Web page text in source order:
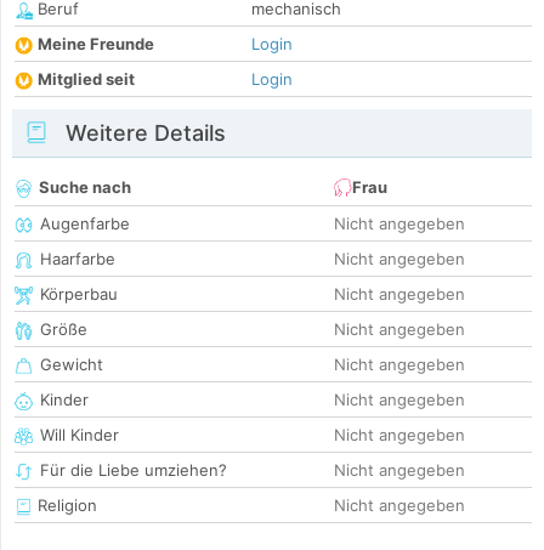
Beruf
mechanisch
Meine Freunde
Login
Mitglied seit
Login
Weitere Details
Suche nach
Frau
Augenfarbe
Nicht angegeben
Haarfarbe
Nicht angegeben
Körperbau
Nicht angegeben
Größe
Nicht angegeben
Gewicht
Nicht angegeben
Kinder
Nicht angegeben
Will Kinder
Nicht angegeben
Für die Liebe umziehen?
Nicht angegeben
Religion
Nicht angegeben